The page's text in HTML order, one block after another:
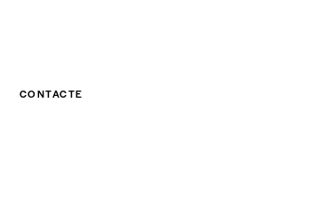
CONTACTE